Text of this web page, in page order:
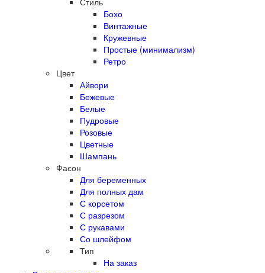
Бохо
Винтажные
Кружевные
Простые (минимализм)
Ретро
Цвет
Айвори
Бежевые
Белые
Пудровые
Розовые
Цветные
Шампань
Фасон
Для беременных
Для полных дам
С корсетом
С разрезом
С рукавами
Со шлейфом
Тип
На заказ